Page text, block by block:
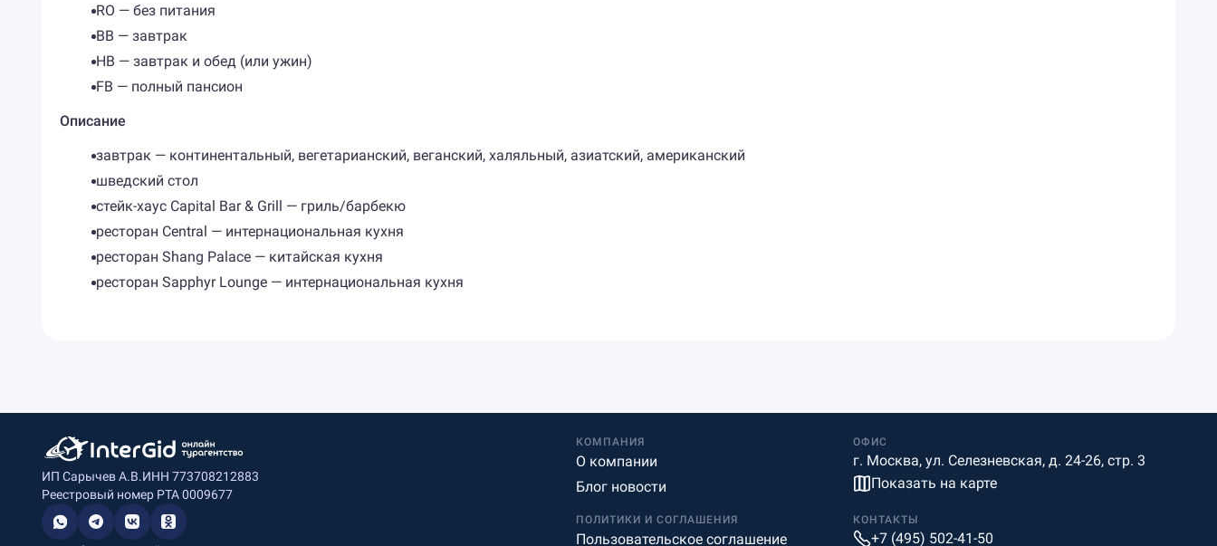
RO — без питания
BB — завтрак
HB — завтрак и обед (или ужин)
FB — полный пансион
Описание
завтрак — континентальный, вегетарианский, веганский, халяльный, азиатский, американский
шведский стол
стейк-хаус Capital Bar & Grill — гриль/барбекю
ресторан Central — интернациональная кухня
ресторан Shang Palace — китайская кухня
ресторан Sapphyr Lounge — интернациональная кухня
ИП Сарычев А.В.ИНН 773708212883
Реестровый номер РТА 0009677
КОМПАНИЯ
О компании
Блог новости
ОФИС
г. Москва, ул. Селезневская, д. 24-26, стр. 3
Показать на карте
ПОЛИТИКИ И СОГЛАШЕНИЯ
Пользовательское соглашение
КОНТАКТЫ
+7 (495) 502-41-50